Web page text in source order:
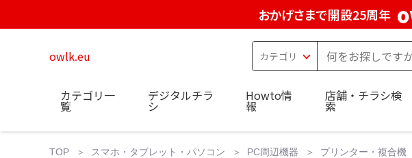
おかげさまで開設25周年
owlk.eu
カテゴリ一
覧
デジタルチラ
シ
Howto情
報
店舗・チラシ検
索
TOP スマホ・タブレット・パソコン PC周辺機器 プリンター・複合機